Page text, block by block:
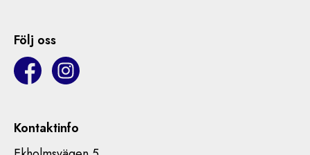
Följ oss
Kontaktinfo